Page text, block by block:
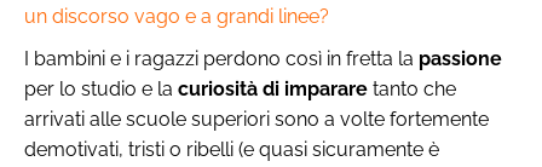
un discorso vago e a grandi linee?
I bambini e i ragazzi perdono così in fretta la passione
per lo studio e la curiosità di imparare tanto che
arrivati alle scuole superiori sono a volte fortemente
demotivati, tristi o ribelli (e quasi sicuramente è